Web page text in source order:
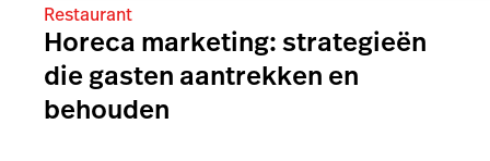
Restaurant
Horeca marketing: strategieën
die gasten aantrekken en
behouden